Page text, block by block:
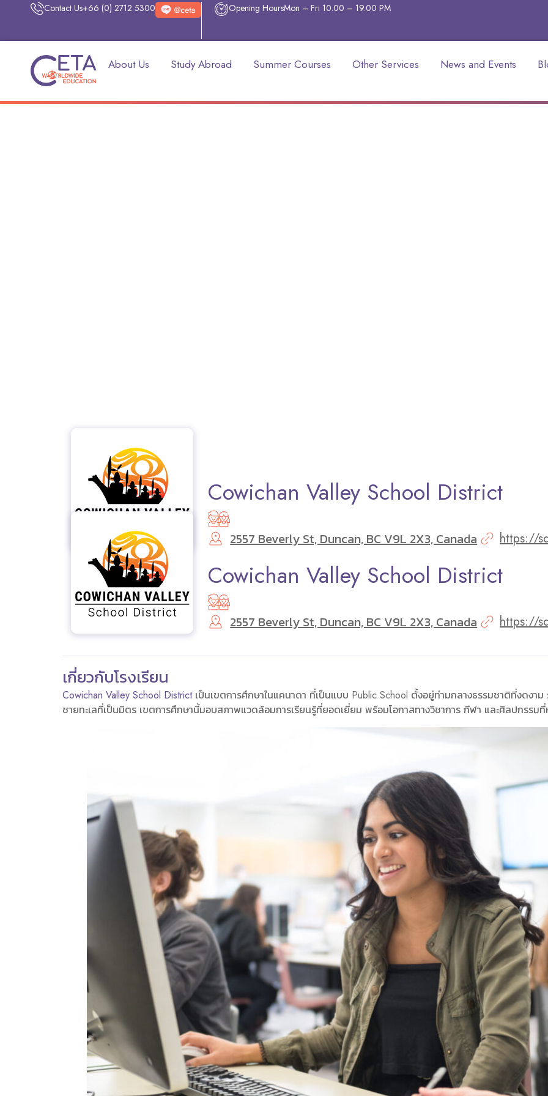
Contact Us+66 (0) 2712 5300 Opening HoursMon – Fri 10.00 – 19.00 PM
About Us Study Abroad Summer Courses Other Services News and Events
Cowichan Valley School District
2557 Beverly St, Duncan, BC V9L 2X3, Canada https://
Cowichan Valley School District
2557 Beverly St, Duncan, BC V9L 2X3, Canada https://
เกี่ยวกับโรงเรียน
Cowichan Valley School Districtเป็นเขตการศึกษาในแคนาดา ที่เป็นแบบ Public School ตั้งอยู่ท่ามกลางธรรมชาติที่งดงา
ชายทะเลที่เป็นมิตร เขตการศึกษานี้มอบสภาพแวดล้อมการเรียนรู้ที่ยอดเยี่ยม พร้อมโอกาสทางวิชาการ กีฬา และศิลปกรรม